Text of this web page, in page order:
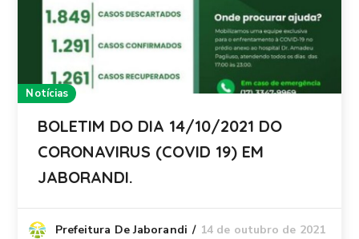
Notícias
BOLETIM DO DIA 14/10/2021 DO
CORONAVIRUS (COVID 19) EM
JABORANDI.
Prefeitura De Jaborandi 14 de outubro de 2021